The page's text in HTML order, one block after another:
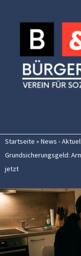
Inhalt
springen
Startseite » News -
Grundsicherungsgeld:
jetzt